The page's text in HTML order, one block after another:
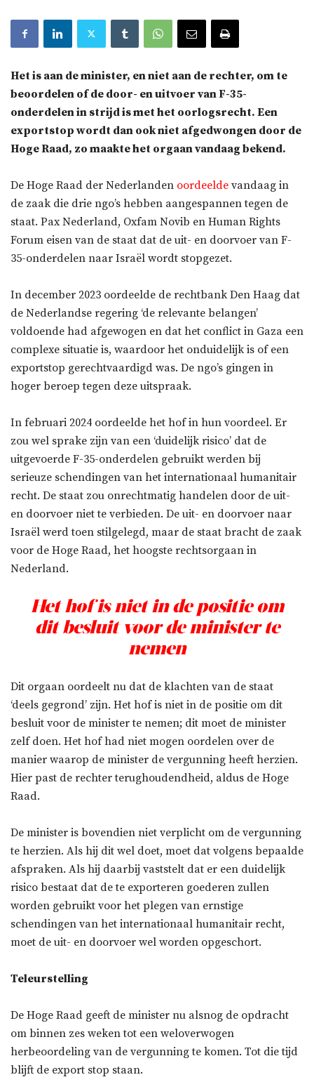
Het is aan de minister, en niet aan de rechter, om te
beoordelen of de door- en uitvoer van F-35-
onderdelen in strijd is met het oorlogsrecht. Een
exportstop wordt dan ook niet afgedwongen door de
Hoge Raad, zo maakte het orgaan vandaag bekend.
De Hoge Raad der Nederlanden oordeelde vandaag in
de zaak die drie ngo’s hebben aangespannen tegen de
staat. Pax Nederland, Oxfam Novib en Human Rights
Forum eisen van de staat dat de uit- en doorvoer van F-
35-onderdelen naar Israël wordt stopgezet.
In december 2023 oordeelde de rechtbank Den Haag dat
de Nederlandse regering ‘de relevante belangen’
voldoende had afgewogen en dat het conflict in Gaza een
complexe situatie is, waardoor het onduidelijk is of een
exportstop gerechtvaardigd was. De ngo’s gingen in
hoger beroep tegen deze uitspraak.
In februari 2024 oordeelde het hof in hun voordeel. Er
zou wel sprake zijn van een ‘duidelijk risico’ dat de
uitgevoerde F-35-onderdelen gebruikt werden bij
serieuze schendingen van het internationaal humanitair
recht. De staat zou onrechtmatig handelen door de uit-
en doorvoer niet te verbieden. De uit- en doorvoer naar
Israël werd toen stilgelegd, maar de staat bracht de zaak
voor de Hoge Raad, het hoogste rechtsorgaan in
Nederland.
Het hof is niet in de positie om
dit besluit voor de minister te
nemen
Dit orgaan oordeelt nu dat de klachten van de staat
‘deels gegrond’ zijn. Het hof is niet in de positie om dit
besluit voor de minister te nemen; dit moet de minister
zelf doen. Het hof had niet mogen oordelen over de
manier waarop de minister de vergunning heeft herzien.
Hier past de rechter terughoudendheid, aldus de Hoge
Raad.
De minister is bovendien niet verplicht om de vergunning
te herzien. Als hij dit wel doet, moet dat volgens bepaalde
afspraken. Als hij daarbij vaststelt dat er een duidelijk
risico bestaat dat de te exporteren goederen zullen
worden gebruikt voor het plegen van ernstige
schendingen van het internationaal humanitair recht,
moet de uit- en doorvoer wel worden opgeschort.
Teleurstelling
De Hoge Raad geeft de minister nu alsnog de opdracht
om binnen zes weken tot een weloverwogen
herbeoordeling van de vergunning te komen. Tot die tijd
blijft de export stop staan.